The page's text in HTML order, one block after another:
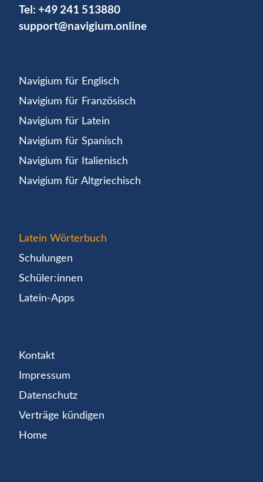
Tel: +49 241 513880
support@navigium.online
Navigium für Englisch
Navigium für Französisch
Navigium für Latein
Navigium für Spanisch
Navigium für Italienisch
Navigium für Altgriechisch
Latein Wörterbuch
Schulungen
Schüler:innen
Latein-Apps
Kontakt
Impressum
Datenschutz
Verträge kündigen
Home